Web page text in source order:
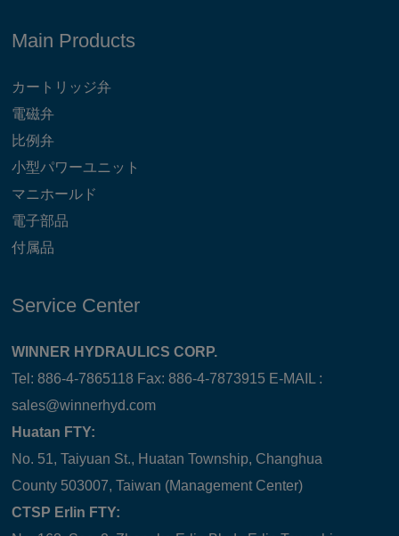
Main Products
カートリッジ弁
電磁弁
比例弁
小型パワーユニット
マニホールド
電子部品
付属品
Service Center
WINNER HYDRAULICS CORP.
Tel: 886-4-7865118 Fax: 886-4-7873915 E-MAIL :
sales@winnerhyd.com
Huatan FTY:
No. 51, Taiyuan St., Huatan Township, Changhua
County 503007, Taiwan (Management Center)
CTSP Erlin FTY: